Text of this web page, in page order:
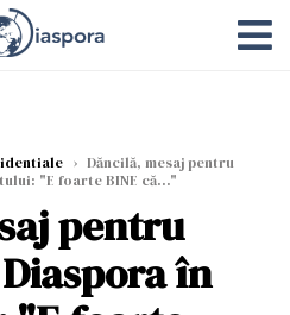
› Dăncilă, mesaj pentru
"E foarte BINE că..."
pentru
în